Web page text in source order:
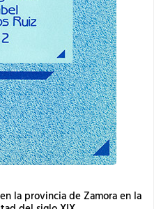
la provincia de Zamora en la